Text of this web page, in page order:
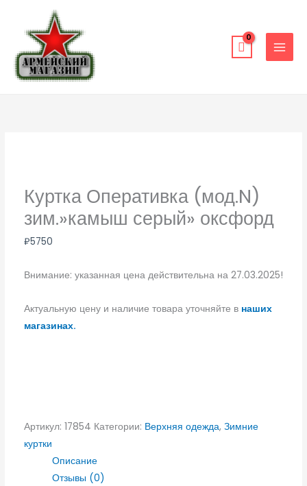
содержимому
Куртка Оперативка (мод.N)
зим.»камыш серый» оксфорд
₽5750
Внимание: указанная цена действительна на 27.03.2025!
Актуальную цену и наличие товара уточняйте в наших
магазинах.
Артикул: 17854 Категории: Верхняя одежда, Зимние
куртки
Описание
Отзывы (0)